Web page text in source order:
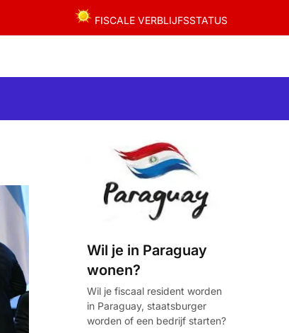
FISCALE VERBLIJFSSTATUS
Wil je in Paraguay
wonen?
Wil je fiscaal resident worden
in Paraguay, staatsburger
worden of een bedrijf starten?